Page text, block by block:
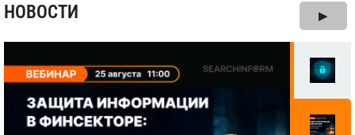
НОВОСТИ ▶